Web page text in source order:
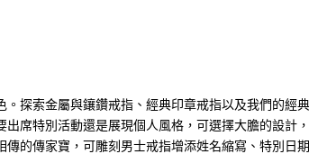
探索金屬與鑲鑽戒指、經典印章戒指以及我們的
席特別活動還是展現個人風格，可選擇大膽的設
的傳家寶，可雕刻男士戒指增添姓名縮寫、特別日